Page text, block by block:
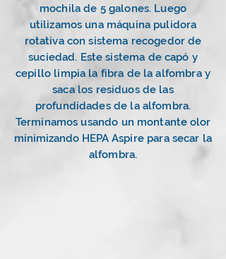
mochila de 5 galones. Luego
utilizamos una máquina pulidora
rotativa con sistema recogedor de
suciedad. Este sistema de capó y
cepillo limpia la fibra de la alfombra y
saca los residuos de las
profundidades de la alfombra.
Terminamos usando un montante olor
minimizando HEPA Aspire para secar la
alfombra.